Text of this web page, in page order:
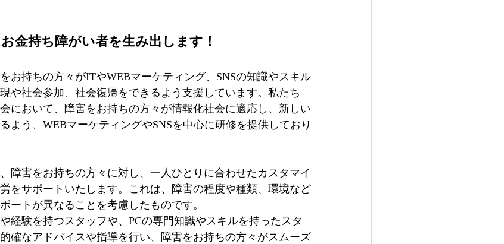
金持ち障がい者を生み出します！
お持ちの方々がITやWEBマーケティング、SNSの知識やスキル
や社会参加、社会復帰をできるよう支援しています。私たち
において、障害をお持ちの方々が情報化社会に適応し、新しい
よう、WEBマーケティングやSNSを中心に研修を提供しており
障害をお持ちの方々に対し、一人ひとりに合わせたカスタマイ
をサポートいたします。これは、障害の程度や種類、環境など
ートが異なることを考慮したものです。
経験を持つスタッフや、PCの専門知識やスキルを持ったスタ
確なアドバイスや指導を行い、障害をお持ちの方々がスムーズ